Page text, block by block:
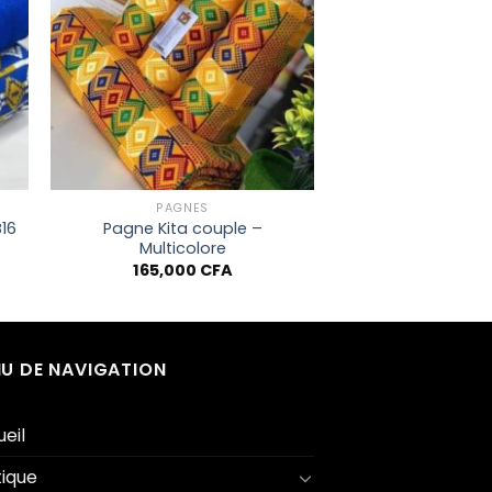
Ajouter à
la liste
de
souhaits
PAGNES
Pagne Kita couple –
Multicolore
165,000 CFA
DE NAVIGATION